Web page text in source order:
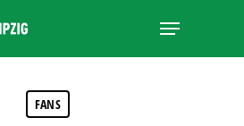
Menu
FANS
Close